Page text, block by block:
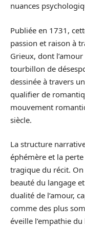
nuances
Publiée en 1731,
passion et raison à
Grieux, dont
tourbillon de
dessinée à travers
qualifier de
mouvement
siècle.
La structure
éphémère et la
tragique du récit.
beauté du langage
dualité de l’amour,
comme des plus
éveille l’empathie